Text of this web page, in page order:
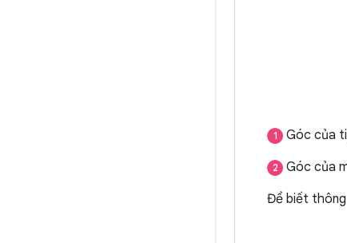
1 Góc của
2
Góc của
Để biết